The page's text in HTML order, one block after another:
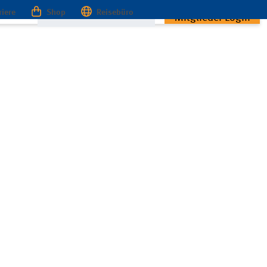
Shop Reisebüro Mitglieder Login